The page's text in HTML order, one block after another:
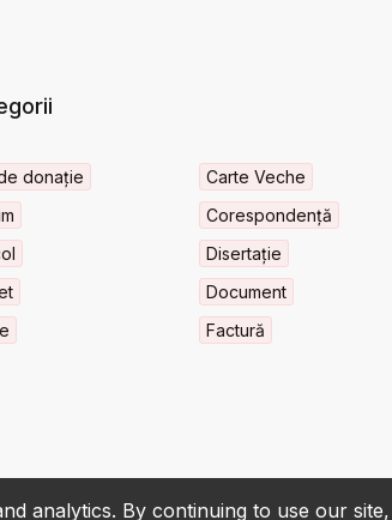
analytics. By continuing to use our
donație
Carte Veche
Corespondență
Disertație
Document
Factură